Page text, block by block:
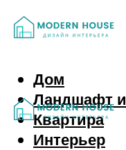
Дом
Ландшафт
Квартира
Интерьер